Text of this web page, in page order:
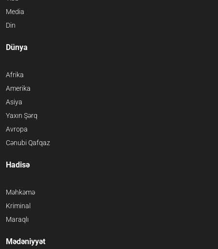
Media
Din
Dünya
Afrika
Amerika
Asiya
Yaxın Şərq
Avropa
Cənubi Qafqaz
Hadisə
Məhkəmə
Kriminal
Maraqlı
Mədəniyyət